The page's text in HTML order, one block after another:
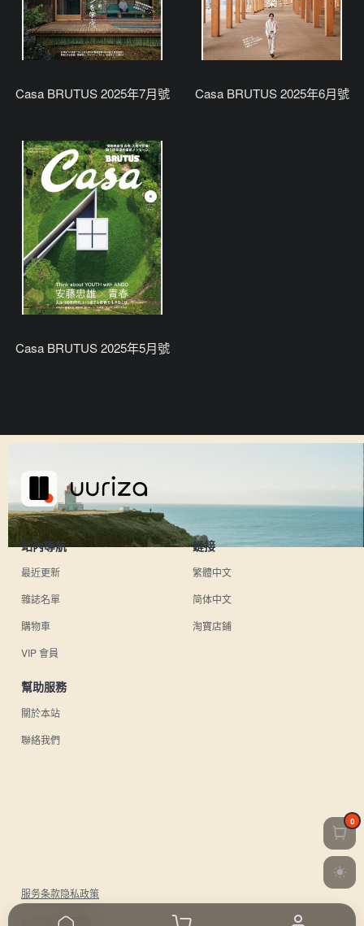
Casa BRUTUS 2025年7月號 Casa BRUTUS 2025年6月號
Casa BRUTUS 2025年5月號
站內導航
最近更新
雜誌名單
購物車
VIP 會員
鏈接
繁體中文
简体中文
淘寶店鋪
幫助服務
關於本站
聯絡我們
服务条款隐私政策
© 2026 UU日雜.
0